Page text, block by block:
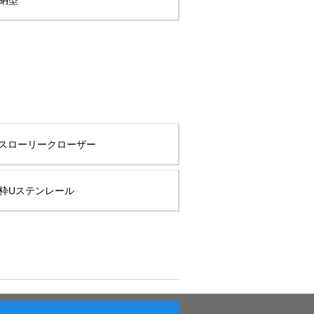
ローリークローザー
Uステンレール